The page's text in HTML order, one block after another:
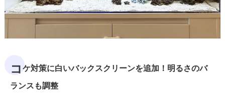
コケ対策に白いバックスクリーンを追加！明るさのバ
ランスも調整